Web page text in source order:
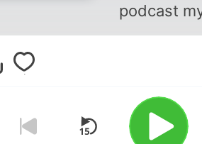
podcast
be
movies,
other
see, you
into the